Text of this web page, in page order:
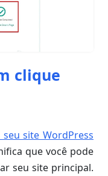
clique
site WordPress
que você pode
seu site principal.